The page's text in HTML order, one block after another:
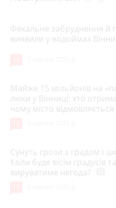
Фекальне забруднення й
виявили у водоймах
Майже 15 мільйонів на
люки у Вінниці: хто
чому місто відмовляється
Сунуть грози з градом і
Коли буде вісім градусів та
вируватиме негода?